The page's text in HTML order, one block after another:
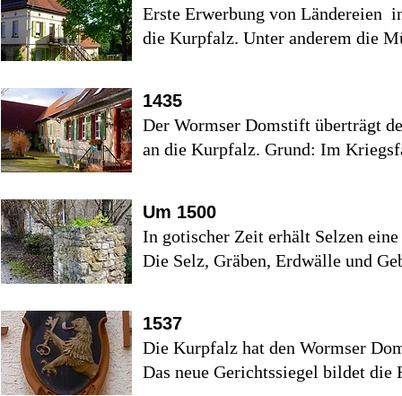
Erste Erwerbung von Ländereien
die Kurpfalz. Unter anderem die
1435
Der Wormser Domstift überträgt
an die Kurpfalz. Grund: Im
Um 1500
In gotischer Zeit erhält Selzen
Die Selz, Gräben, Erdwälle und
1537
Die Kurpfalz hat den Wormser
Das neue Gerichtssiegel bildet die